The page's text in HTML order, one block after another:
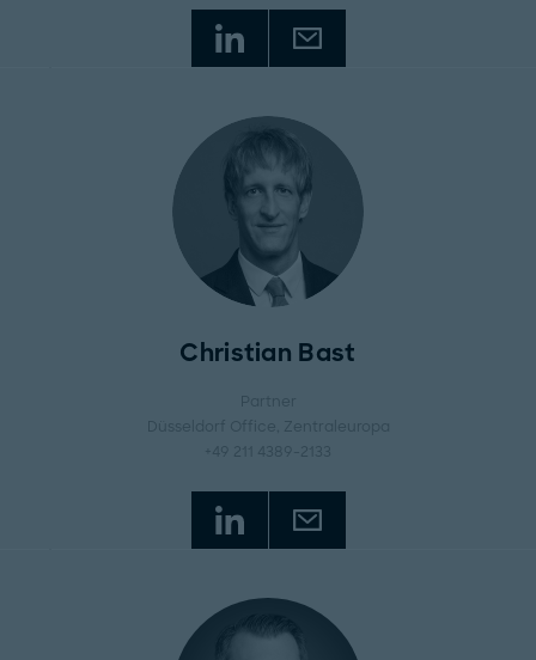
Christian Bast
Partner
Düsseldorf Office
, Zentraleuropa
+49 211 4389-2133